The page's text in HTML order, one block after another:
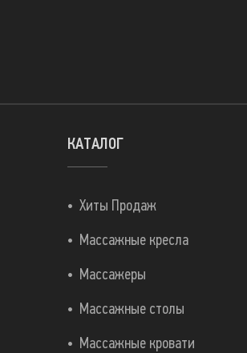
КАТАЛОГ
Хиты Продаж
Массажные кресла
Массажеры
Массажные столы
Массажные кровати